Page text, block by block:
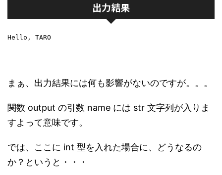
出力結果
Hello, TARO
まぁ、出力結果には何も影響がないのですが。。。
関数 output の引数 name には str 文字列が入りま
すよって意味です。
では、ここに int 型を入れた場合に、どうなるの
か？というと・・・